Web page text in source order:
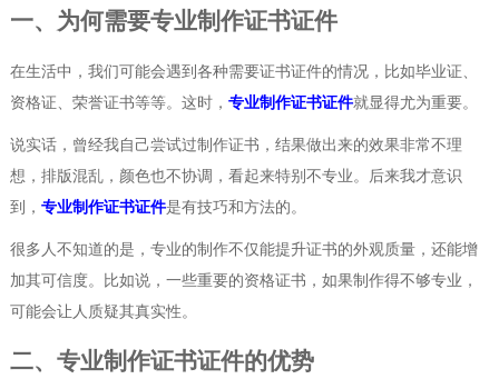
一、为何需要专业制作证书证件
在生活中，我们可能会遇到各种需要证书证件的情况，比如毕业证、
资格证、荣誉证书等等。这时， 专业制作证书证件就显得尤为重要。
说实话，曾经我自己尝试过制作证书，结果做出来的效果非常不理
想，排版混乱，颜色也不协调，看起来特别不专业。后来我才意识
到， 专业制作证书证件是有技巧和方法的。
很多人不知道的是，专业的制作不仅能提升证书的外观质量，还能增
加其可信度。比如说，一些重要的资格证书，如果制作得不够专业，
可能会让人质疑其真实性。
二、专业制作证书证件的优势